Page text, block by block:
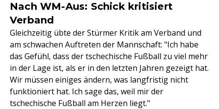
Nach WM-Aus: Schick kritisiert
Verband
Gleichzeitig übte der Stürmer Kritik am Verband und
am schwachen Auftreten der Mannschaft: "Ich habe
das Gefühl, dass der tschechische Fußball zu viel mehr
in der Lage ist, als er in den letzten Jahren gezeigt hat.
Wir müssen einiges ändern, was langfristig nicht
funktioniert hat. Ich sage das, weil mir der
tschechische Fußball am Herzen liegt."